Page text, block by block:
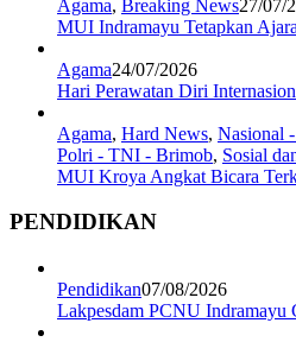
Agama, Breaking News27/07/
MUI Indramayu Tetapkan
Agama24/07/2026
Hari Perawatan Diri
Agama, Hard News, Nasional
Polri - TNI - Brimob, Sosial
MUI Kroya Angkat Bicara
PENDIDIKAN
Pendidikan07/08/2026
Lakpesdam PCNU Indramayu